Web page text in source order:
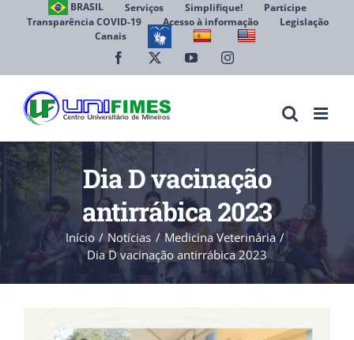
BRASIL Serviços Simplifique!
Participe
Transparência COVID-19
Acesso à informação
Legislação
Canais
Facebook YouTubeInstagram
Dia D vacinação
antirrábica 2023
Início Notícias
Medicina Veterinária
Dia D vacinação antirrábica 2023